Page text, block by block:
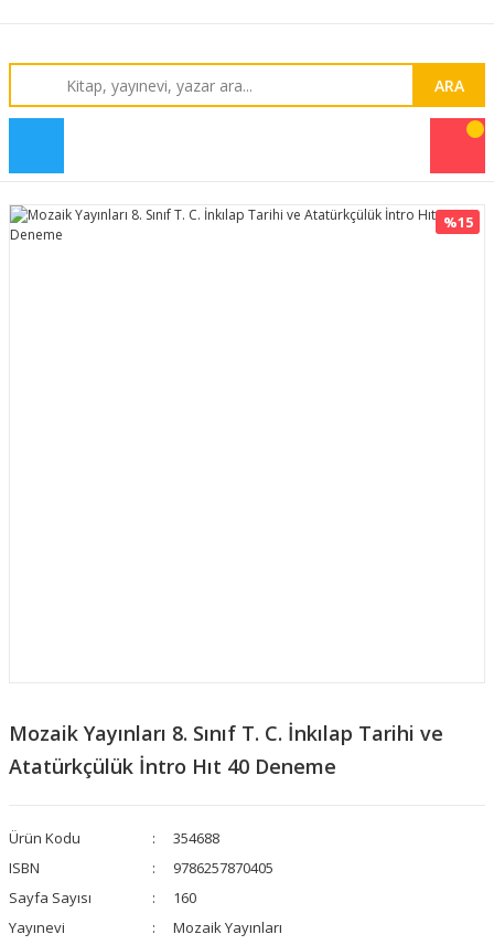
ARA
%15
Mozaik Yayınları 8. Sınıf T. C. İnkılap Tarihi ve
Atatürkçülük İntro Hıt 40 Deneme
Ürün Kodu
354688
ISBN
9786257870405
Sayfa Sayısı
160
Yayınevi
Mozaik Yayınları